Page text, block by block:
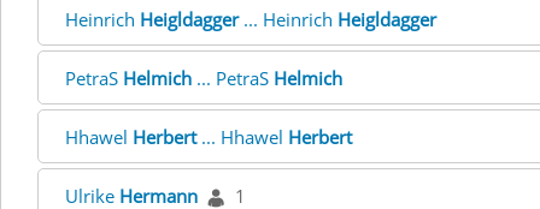
Heinrich Heigldagger... Heinrich Heigldagger
PetraS Helmich ... PetraS Helmich
Hhawel Herbert... Hhawel Herbert
Ulrike Hermann 1